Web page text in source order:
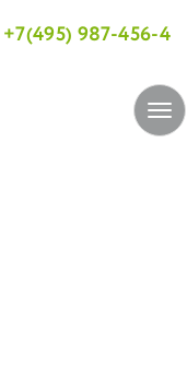
+7(495) 987-456-4